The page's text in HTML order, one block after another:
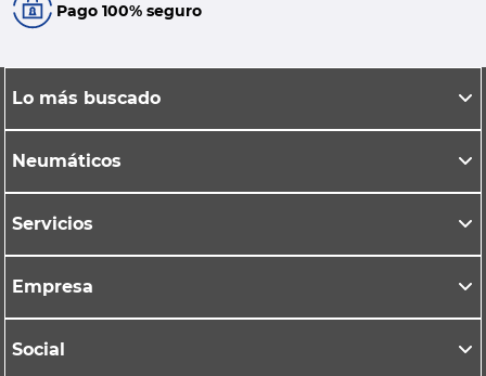
Pago 100% seguro
Lo más buscado
Neumáticos
Servicios
Empresa
Social